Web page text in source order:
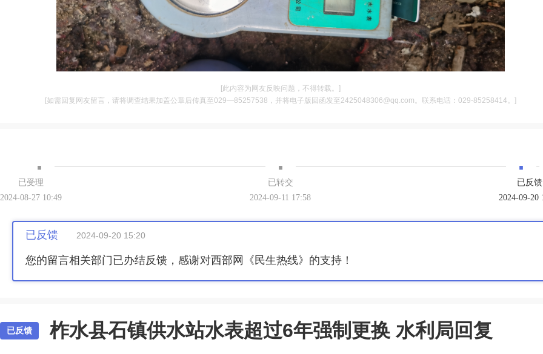
[此内容为网友反映问题，不得转载。]
[如需回复网友留言，请将调查结果加盖公章后传真至029—85257538，并将电子版回函发至2425048306@qq.com。联系电话：029-85258414。]
· · ·
已受理
2024-08-27 10:49
已转交
2024-09-11 17:58
已反馈
2024-09-20
已反馈 2024-09-20 15:20
您的留言相关部门已办结反馈，感谢对西部网《民生热线》的支持！
已反馈 柞水县石镇供水站水表超过6年强制更换 水利局回复